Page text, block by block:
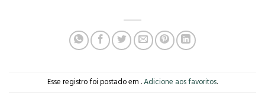
Esse registro foi postado em .Adicione aos favoritos.